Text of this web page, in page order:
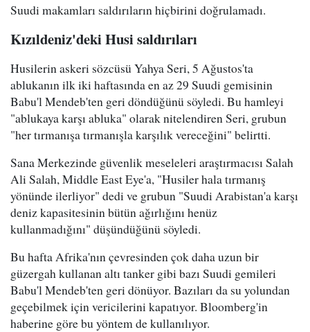
Suudi makamları saldırıların hiçbirini doğrulamadı.
Kızıldeniz'deki Husi saldırıları
Husilerin askeri sözcüsü Yahya Seri, 5 Ağustos'ta
ablukanın ilk iki haftasında en az 29 Suudi gemisinin
Babu'l Mendeb'ten geri döndüğünü söyledi. Bu hamleyi
"ablukaya karşı abluka" olarak nitelendiren Seri, grubun
"her tırmanışa tırmanışla karşılık vereceğini" belirtti.
Sana Merkezinde güvenlik meseleleri araştırmacısı Salah
Ali Salah, Middle East Eye'a, "Husiler hala tırmanış
yönünde ilerliyor" dedi ve grubun "Suudi Arabistan'a karşı
deniz kapasitesinin bütün ağırlığını henüz
kullanmadığını" düşündüğünü söyledi.
Bu hafta Afrika'nın çevresinden çok daha uzun bir
güzergah kullanan altı tanker gibi bazı Suudi gemileri
Babu'l Mendeb'ten geri dönüyor. Bazıları da su yolundan
geçebilmek için vericilerini kapatıyor. Bloomberg'in
haberine göre bu yöntem de kullanılıyor.